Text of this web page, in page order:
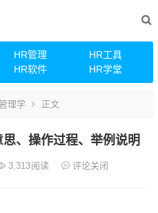
HR管理
HR工具
HR软件 HR学堂
理学 正文
、操作过程、举例说明
3,313阅读 评论关闭